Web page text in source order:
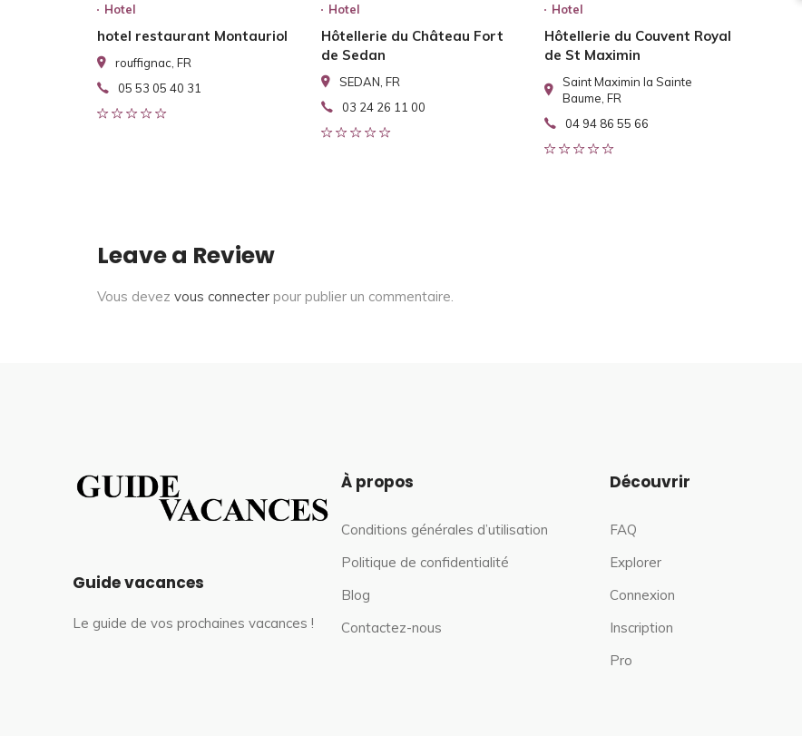
Hotel
hotel restaurant Montauriol
rouffignac, FR
05 53 05 40 31
Hotel
Hôtellerie du Château Fort
de Sedan
SEDAN, FR
03 24 26 11 00
Hotel
Hôtellerie du Couvent Royal
de St Maximin
Saint Maximin la Sainte
Baume, FR
04 94 86 55 66
Leave a Review
Vous devez vous connecter pour publier un commentaire.
Guide vacances
Le guide de vos prochaines vacances !
À propos
Conditions générales d’utilisation
Politique de confidentialité
Blog
Contactez-nous
Découvrir
FAQ
Explorer
Connexion
Inscription
Pro